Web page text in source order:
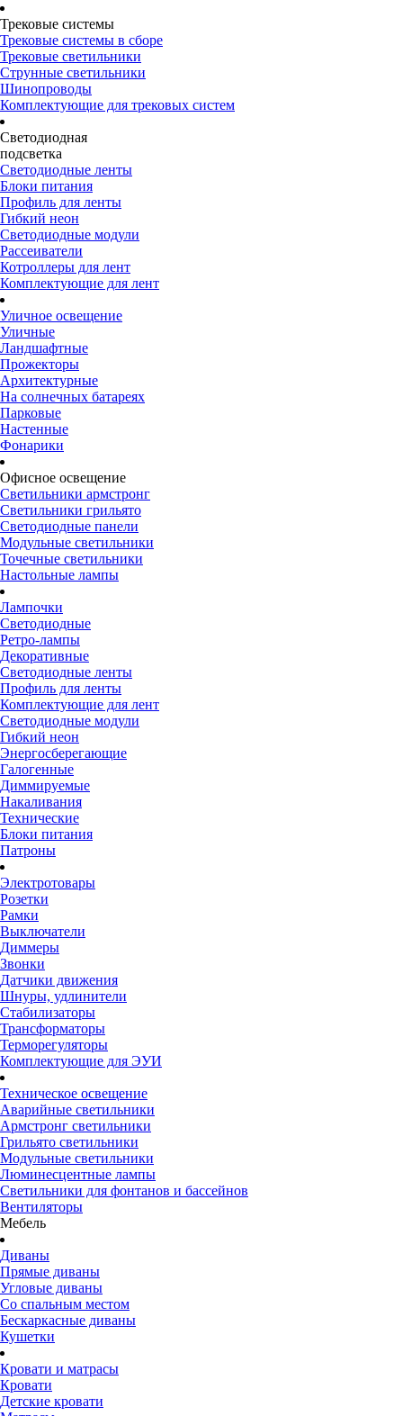
Трековые системы
Трековые системы в сборе
Трековые светильники
Струнные светильники
Шинопроводы
Комплектующие для трековых систем
Светодиодная
подсветка
Светодиодные ленты
Блоки питания
Профиль для ленты
Гибкий неон
Светодиодные модули
Рассеиватели
Котроллеры для лент
Комплектующие для лент
Уличное освещение
Уличные
Ландшафтные
Прожекторы
Архитектурные
На солнечных батареях
Парковые
Настенные
Фонарики
Офисное освещение
Светильники армстронг
Светильники грильято
Светодиодные панели
Модульные светильники
Точечные светильники
Настольные лампы
Лампочки
Светодиодные
Ретро-лампы
Декоративные
Светодиодные ленты
Профиль для ленты
Комплектующие для лент
Светодиодные модули
Гибкий неон
Энергосберегающие
Галогенные
Диммируемые
Накаливания
Технические
Блоки питания
Патроны
Электротовары
Розетки
Рамки
Выключатели
Диммеры
Звонки
Датчики движения
Шнуры, удлинители
Стабилизаторы
Трансформаторы
Терморегуляторы
Комплектующие для ЭУИ
Техническое освещение
Аварийные светильники
Армстронг светильники
Грильято светильники
Модульные светильники
Люминесцентные лампы
Светильники для фонтанов и бассейнов
Вентиляторы
Мебель
Диваны
Прямые диваны
Угловые диваны
Со спальным местом
Бескаркасные диваны
Кушетки
Кровати и матрасы
Кровати
Детские кровати